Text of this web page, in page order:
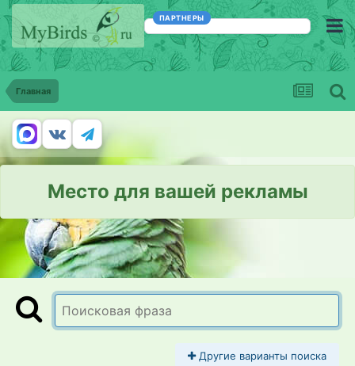
ПАРТНЕРЫ
Главная
Место для вашей рекламы
Другие варианты поиска